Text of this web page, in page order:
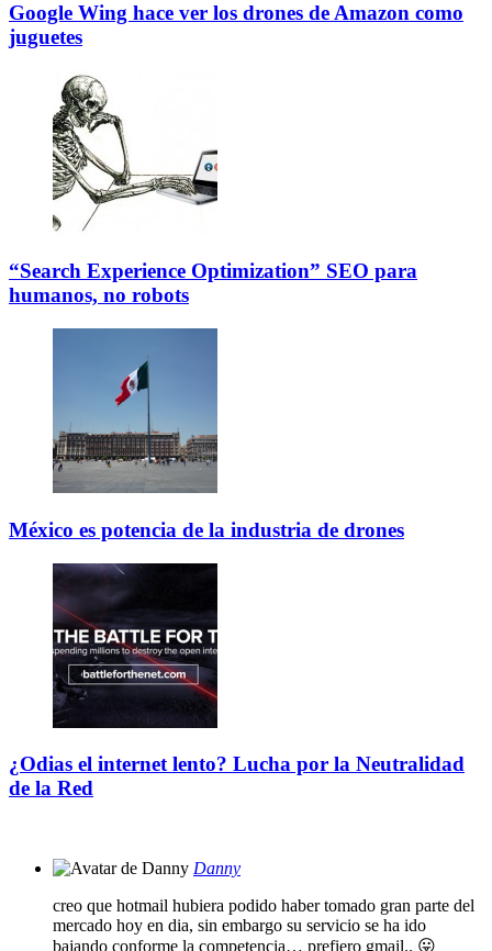
Google Wing hace ver los drones de Amazon como
juguetes
“Search Experience Optimization” SEO para
humanos, no robots
México es potencia de la industria de drones
¿Odias el internet lento? Lucha por la Neutralidad
de la Red
Danny
creo que hotmail hubiera podido haber tomado gran parte del
mercado hoy en dia, sin embargo su servicio se ha ido
bajando conforme la competencia… prefiero gmail.. 😛